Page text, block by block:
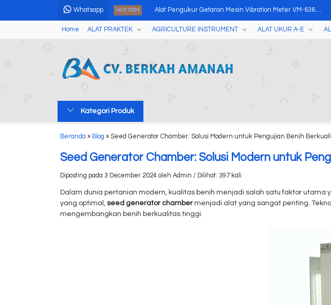
Whatsapp HOT ITEM Alat Pengukur Getaran Mesin Vibration Meter VM-636....
Colorimeter AMT560 General Purpose (Color Differen....
Multi Gas Detector BX616....
Abbe Refractometer WYA-2W....
Multi Purpose Anemometer AMF081....
Home ALAT PRAKTEK AGRICULTURE INSTRUMENT ALAT UKUR A-E
Kategori Produk
Beranda » Blog » Seed Generator Chamber: Solusi Modern untuk Pengujian Benih
Seed Generator Chamber: Solusi Modern untuk
Diposting pada 3 December 2024 oleh Admin / Dilihat: 397 kali
Dalam dunia pertanian modern, kualitas benih menjadi salah satu faktor
yang optimal, seed generator chambermenjadi alat yang sangat penting.
mengembangkan benih berkualitas tinggi.